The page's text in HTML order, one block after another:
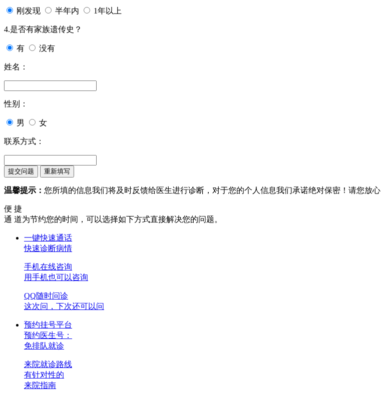
刚发现 半年内 1年以上
4.是否有家族遗传史？
有 没有
姓名：
性别：
男 女
联系方式：
温馨提示： 您所填的信息我们将及时反馈给医生进行诊断，对于您的个人信息我们承诺绝对保密！请您放心
便 捷
通 道为节约您的时间，可以选择如下方式直接解决您的问题。
一键快速通话
快速诊断病情
手机在线咨询
用手机也可以咨询
QQ随时问诊
这次问，下次还可以问
预约挂号平台
预约医生号：
免排队就诊
来院就诊路线
有针对性的
来院指南